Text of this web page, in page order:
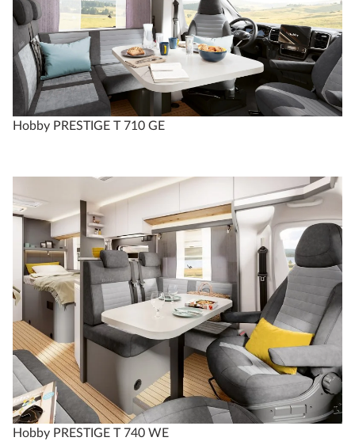
Hobby PRESTIGE T 710 GE
Hobby PRESTIGE T 740 WE